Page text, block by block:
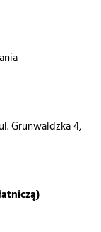
Grunwaldzka 4,